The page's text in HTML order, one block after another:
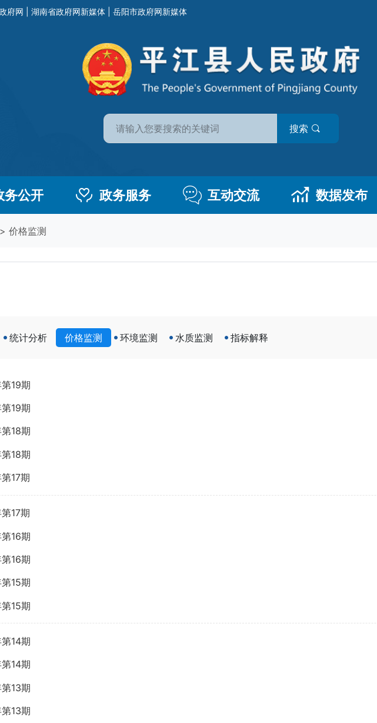
府网 湖南省政府网新媒体 岳阳市政府网新媒体
搜索
务公开 政务服务 互动交流 数据发布
> 价格监测
统计分析 价格监测 环境监测 水质监测 指标解释
19期
19期
18期
18期
17期
17期
16期
16期
15期
15期
14期
14期
13期
13期